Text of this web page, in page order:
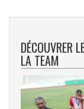
DÉCOUVRER
LA TEAM